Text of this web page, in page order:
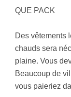
QUE PACK
Des vêtements
chauds sera
plaine. Vous
Beaucoup de
vous paieriez